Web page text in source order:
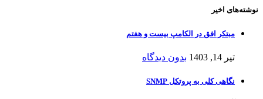
نوشته‌های اخیر
مبتکر افق در الکامپ بیست و هفتم
تیر 14, 1403 بدون دیدگاه
نگاهی کلی به پروتکل SNMP